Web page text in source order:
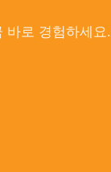
바로 경험하세요.